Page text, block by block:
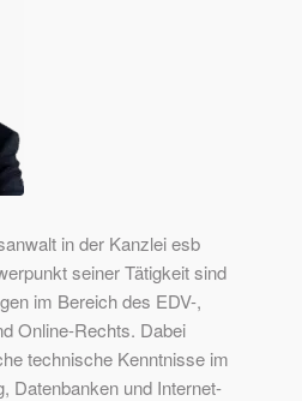
in der Kanzlei esb
seiner Tätigkeit sind
im Bereich des EDV-,
Online-Rechts. Dabei
technische Kenntnisse im
Datenbanken und Internet-